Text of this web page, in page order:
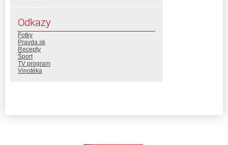
Odkazy
Fotky
Pravda.sk
Recepty
Šport
TV program
Vinotéka